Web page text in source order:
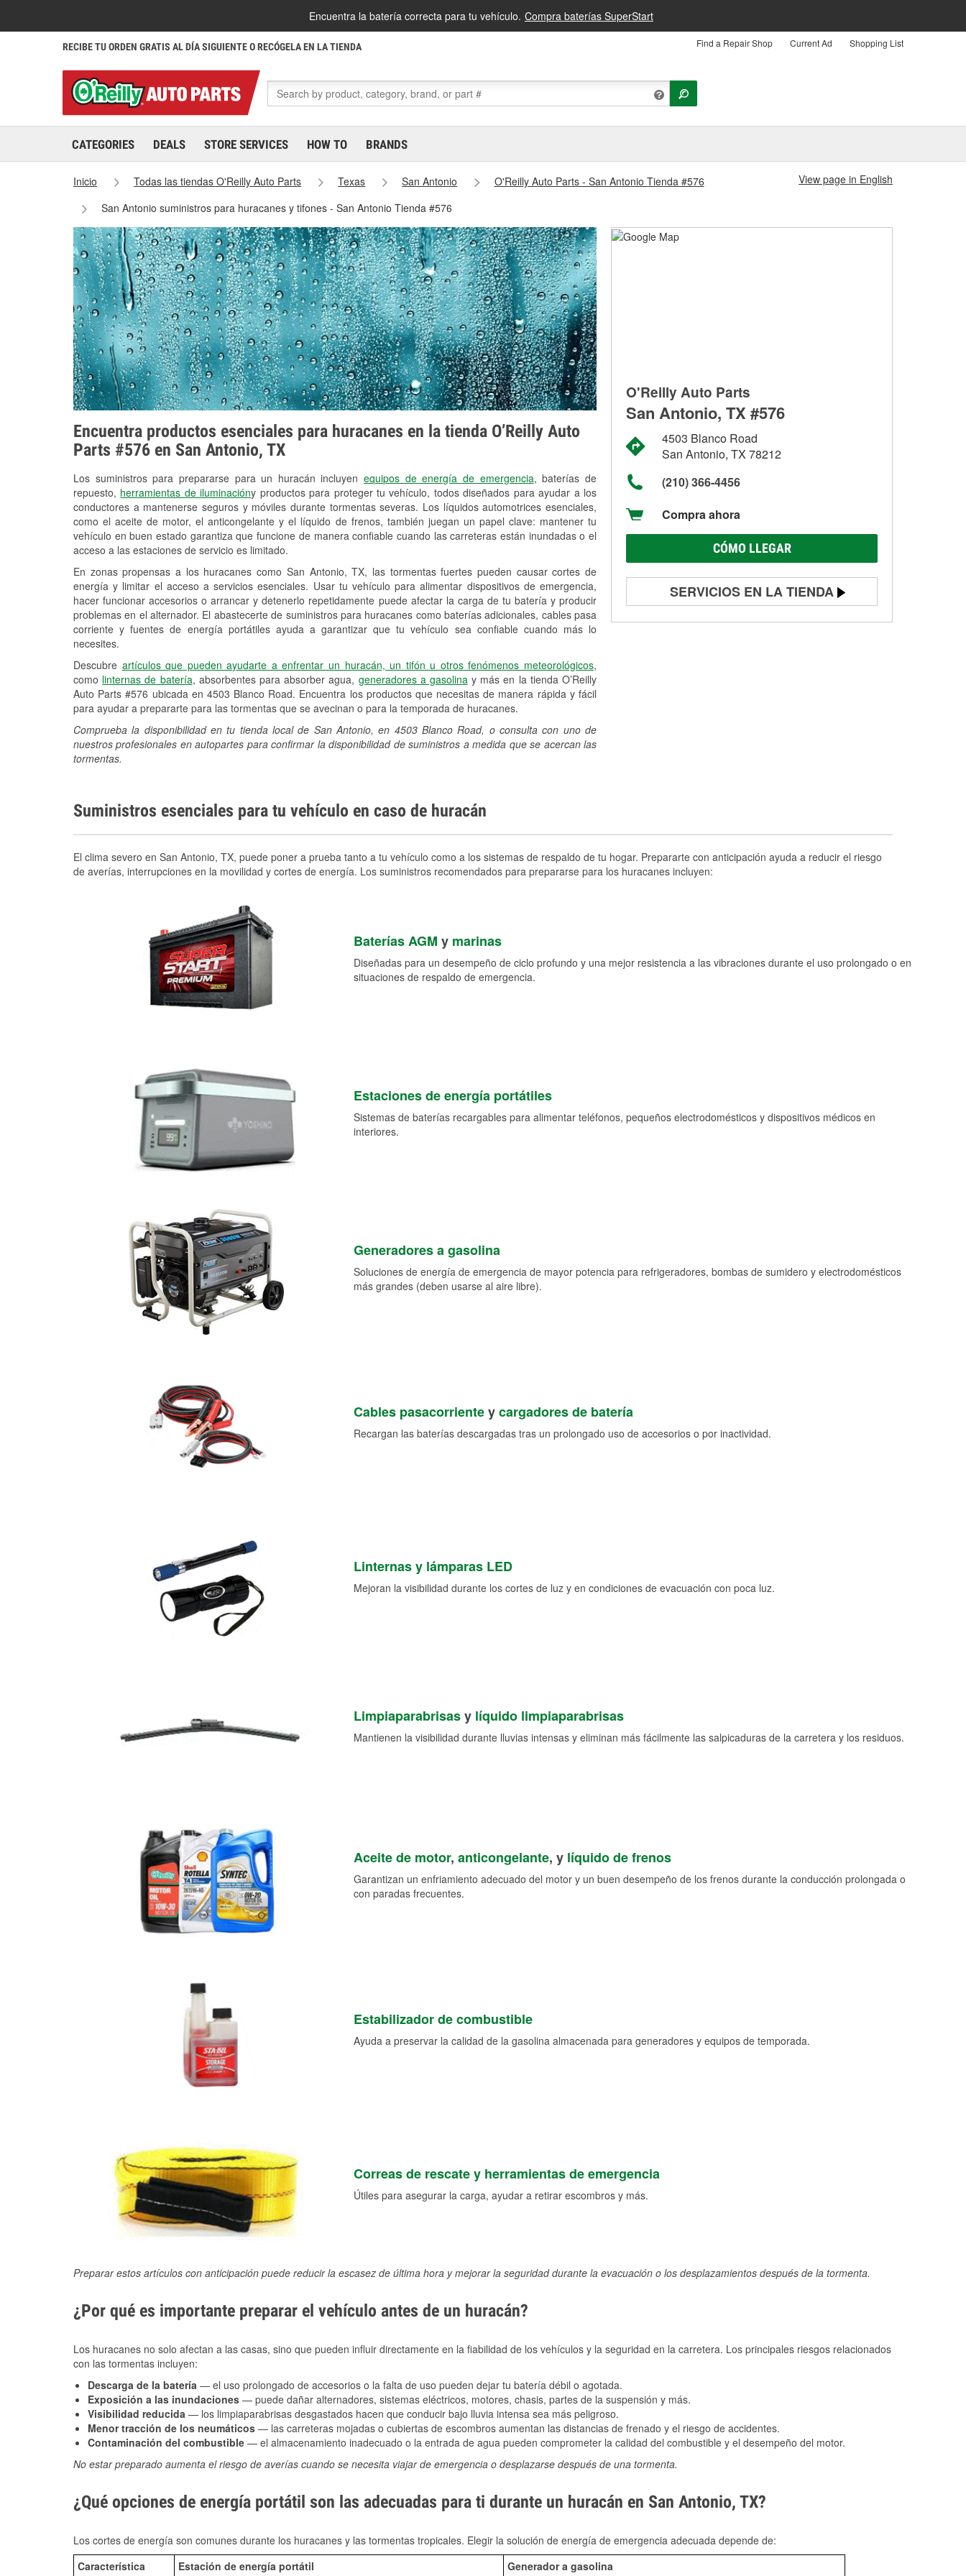
Encuentra la batería correcta para tu vehículo. Compra baterías SuperStart
RECIBE TU ORDEN GRATIS AL DÍA SIGUIENTE O RECÓGELA EN LA TIENDA Find a Repair Shop Current Ad Shopping List
CATEGORIES DEALS STORE SERVICES HOW TO BRANDS
Inicio Todas las tiendas O'Reilly Auto Parts Texas San Antonio
O'Reilly Auto Parts - San Antonio Tienda #576
San Antonio suministros para huracanes y tifones - San Antonio Tienda #576
View page in English
Encuentra productos esenciales para huracanes en la tienda O’Reilly Auto
Parts #576 en San Antonio, TX
Los suministros para prepararse para un huracán incluyenequipos de energía de emergencia, baterías de
repuesto, herramientas de iluminacióny productos para proteger tu vehículo, todos diseñados para ayudar a los
conductores a mantenerse seguros y móviles durante tormentas severas. Los líquidos automotrices esenciales,
como el aceite de motor, el anticongelante y el líquido de frenos, también juegan un papel clave: mantener tu
vehículo en buen estado garantiza que funcione de manera confiable cuando las carreteras están inundadas o el
acceso a las estaciones de servicio es limitado.
En zonas propensas a los huracanes como San Antonio, TX, las tormentas fuertes pueden causar cortes de
energía y limitar el acceso a servicios esenciales. Usar tu vehículo para alimentar dispositivos de emergencia,
hacer funcionar accesorios o arrancar y detenerlo repetidamente puede afectar la carga de tu batería y producir
problemas en el alternador. El abastecerte de suministros para huracanes como baterías adicionales, cables pasa
corriente y fuentes de energía portátiles ayuda a garantizar que tu vehículo sea confiable cuando más lo
necesites.
Descubre artículos que pueden ayudarte a enfrentar un huracán, un tifón u otros fenómenos meteorológicos,
como linternas de batería, absorbentes para absorber agua, generadores a gasolinay más en la tienda O’Reilly
Auto Parts #576 ubicada en 4503 Blanco Road. Encuentra los productos que necesitas de manera rápida y fácil
para ayudar a prepararte para las tormentas que se avecinan o para la temporada de huracanes.
Comprueba la disponibilidad en tu tienda local de San Antonio, en 4503 Blanco Road, o consulta con uno de
nuestros profesionales en autopartes para confirmar la disponibilidad de suministros a medida que se acercan las
tormentas.
O'Reilly Auto Parts
San Antonio, TX #576
4503 Blanco Road
San Antonio, TX 78212
(210) 366-4456
Compra ahora
CÓMO LLEGAR
SERVICIOS EN LA TIENDA
Prueba de batería
Conoce más
Suministros esenciales para tu vehículo en caso de huracán
El clima severo en San Antonio, TX, puede poner a prueba tanto a tu vehículo como a los sistemas de respaldo de tu hogar. Prepararte con anticipación ayuda a reducir el riesgo
de averías, interrupciones en la movilidad y cortes de energía. Los suministros recomendados para prepararse para los huracanes incluyen:
Baterías AGM y marinas
Diseñadas para un desempeño de ciclo profundo y una mejor resistencia a las vibraciones durante el uso prolongado o en
situaciones de respaldo de emergencia.
Estaciones de energía portátiles
Sistemas de baterías recargables para alimentar teléfonos, pequeños electrodomésticos y dispositivos médicos en
interiores.
Generadores a gasolina
Soluciones de energía de emergencia de mayor potencia para refrigeradores, bombas de sumidero y electrodomésticos
más grandes (deben usarse al aire libre).
Cables pasacorrienteycargadores de batería
Recargan las baterías descargadas tras un prolongado uso de accesorios o por inactividad.
Linternas y lámparas LED
Mejoran la visibilidad durante los cortes de luz y en condiciones de evacuación con poca luz.
Limpiaparabrisasy líquido limpiaparabrisas
Mantienen la visibilidad durante lluvias intensas y eliminan más fácilmente las salpicaduras de la carretera y los residuos.
Aceite de motor, anticongelante, y líquido de frenos
Garantizan un enfriamiento adecuado del motor y un buen desempeño de los frenos durante la conducción prolongada o
con paradas frecuentes.
Estabilizador de combustible
Ayuda a preservar la calidad de la gasolina almacenada para generadores y equipos de temporada.
Correas de rescate y herramientas de emergencia
Útiles para asegurar la carga, ayudar a retirar escombros y más.
Preparar estos artículos con anticipación puede reducir la escasez de última hora y mejorar la seguridad durante la evacuación o los desplazamientos después de la tormenta.
¿Por qué es importante preparar el vehículo antes de un huracán?
Los huracanes no solo afectan a las casas, sino que pueden influir directamente en la fiabilidad de los vehículos y la seguridad en la carretera. Los principales riesgos relacionados
con las tormentas incluyen:
Descarga de la batería — el uso prolongado de accesorios o la falta de uso pueden dejar tu batería débil o agotada.
Exposición a las inundaciones — puede dañar alternadores, sistemas eléctricos, motores, chasis, partes de la suspensión y más.
Visibilidad reducida — los limpiaparabrisas desgastados hacen que conducir bajo lluvia intensa sea más peligroso.
Menor tracción de los neumáticos — las carreteras mojadas o cubiertas de escombros aumentan las distancias de frenado y el riesgo de accidentes.
Contaminación del combustible — el almacenamiento inadecuado o la entrada de agua pueden comprometer la calidad del combustible y el desempeño del motor.
No estar preparado aumenta el riesgo de averías cuando se necesita viajar de emergencia o desplazarse después de una tormenta.
¿Qué opciones de energía portátil son las adecuadas para ti durante un huracán en San Antonio, TX?
Los cortes de energía son comunes durante los huracanes y las tormentas tropicales. Elegir la solución de energía de emergencia adecuada depende de:
Característica
Estación de energía portátil Generador a gasolina